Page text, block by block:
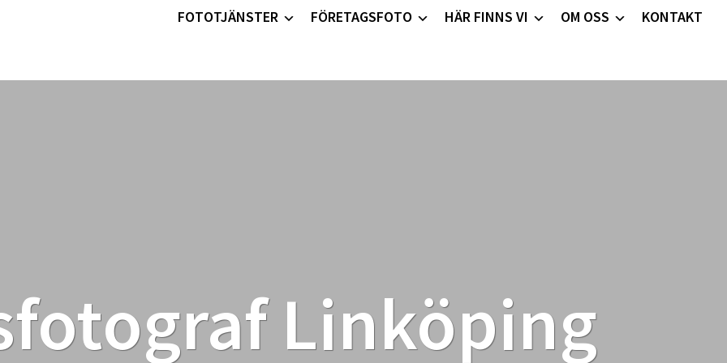
FOTOTJÄNSTER FÖRETAGSFOTO HÄR FINNS VI OM OSS KONTAKT
Linköping